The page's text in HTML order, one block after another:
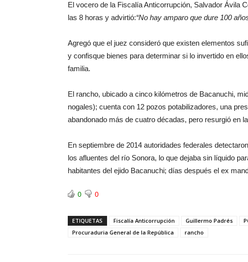
El vocero de la Fiscalía Anticorrupción, Salvador Ávila
las 8 horas y advirtió: No hay amparo que dure 100
Agregó que el juez consideró que existen elementos
y confisque bienes para determinar si lo invertido en
familia.
El rancho, ubicado a cinco kilómetros de Bacanuchi,
nogales); cuenta con 12 pozos potabilizadores, una
abandonado más de cuatro décadas, pero resurgió en
En septiembre de 2014 autoridades federales
los afluentes del río Sonora, lo que dejaba sin líquido
habitantes del ejido Bacanuchi; días después el ex
0 0
ETIQUETAS Fiscalía Anticorrupción Guillermo Padrés
Procuraduria General de la República
rancho